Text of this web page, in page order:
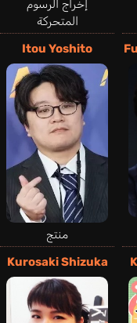
إخراج الرسوم
المتحركة
Itou Yoshito
منتج
Kurosaki Shizuka